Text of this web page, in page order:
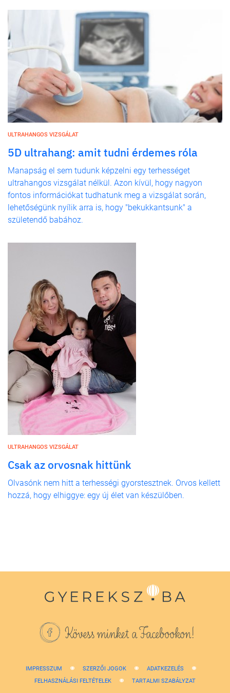
ULTRAHANGOS VIZSGÁLAT
5D ultrahang: amit tudni érdemes róla
Manapság el sem tudunk képzelni egy terhességet
ultrahangos vizsgálat nélkül. Azon kívül, hogy nagyon
fontos információkat tudhatunk meg a vizsgálat során,
lehetőségünk nyílik arra is, hogy "bekukkantsunk" a
születendő babához.
ULTRAHANGOS VIZSGÁLAT
Csak az orvosnak hittünk
Olvasónk nem hitt a terhességi gyorstesztnek. Orvos kellett
hozzá, hogy elhiggye: egy új élet van készülőben.
Kövess minket a Facebookon!
IMPRESSZUM SZERZŐI JOGOK
ADATKEZELÉS
FELHASZNÁLÁSI FELTÉTELEK
TARTALMI SZABÁLYZAT